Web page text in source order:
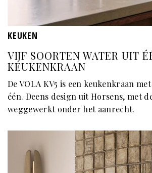
KEUKEN
VIJF SOORTEN WATER UIT
KEUKENKRAAN
De VOLA KV5 is een keukenkraan
één. Deens design uit Horsens, met
weggewerkt onder het aanrecht.